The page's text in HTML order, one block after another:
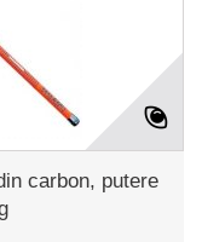
carbon, putere